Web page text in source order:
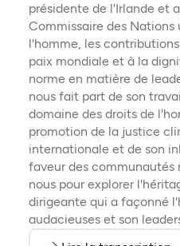
présidente de l'Irlande et
Commissaire des Nations
l'homme, les
paix mondiale et à la
norme en matière de
nous fait part de son
domaine des droits de
promotion de la justice
internationale et de son
faveur des communautés
nous pour explorer
dirigeante qui a façonné
audacieuses et son